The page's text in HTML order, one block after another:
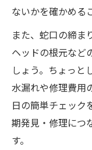
水漏れ
家庭の
水漏れ
日常点
水漏れ
水道法20条
ないかを確かめる
また、蛇口の締ま
ヘッドの根元など
しょう。ちょっと
水漏れや修理費用
日の簡単チェック
期発見・修理につ
す。